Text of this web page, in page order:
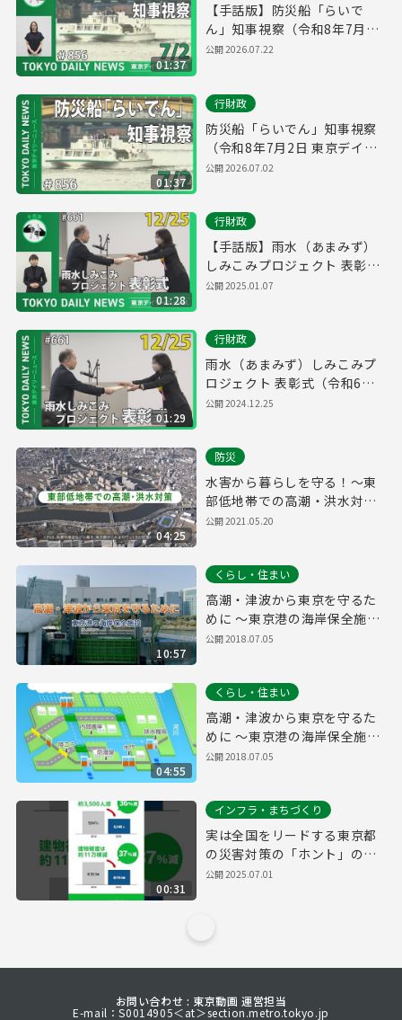
01:37
【手話版】防災船「らいで
ん」知事視察（令和8年7月2
日 東京デイリーニュース
公開2026.07.22
01:37
行財政
防災船「らいでん」知事視察
（令和8年7月2日 東京デイリ
ーニュース No.856）
公開2026.07.02
01:28
行財政
【手話版】雨水（あまみず）
しみこみプロジェクト 表彰式
（令和6年12月24日 東京デイ
公開2025.01.07
01:29
行財政
雨水（あまみず）しみこみプ
ロジェクト 表彰式（令和6年
12月24日 東京デイリーニュー
公開2024.12.25
04:25
防災
水害から暮らしを守る！～東
部低地帯での高潮・洪水対策
【建設局】～
公開2021.05.20
10:57
くらし・住まい
高潮・津波から東京を守るた
めに ～東京港の海岸保全施設
～
公開2018.07.05
04:55
くらし・住まい
高潮・津波から東京を守るた
めに ～東京港の海岸保全施設
～ short ver.
公開2018.07.05
00:31
インフラ・まちづくり
実は全国をリードする東京都
の災害対策の「ホント」のこ
と（縦）
公開2025.07.01
お問い合わせ : 東京動画 運営担当
E-mail：S0014905＜at＞section.metro.tokyo.jp